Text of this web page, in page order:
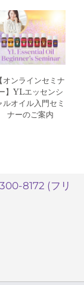
【オンラインセミナ
】YLエッセンシ
ルオイル入門セミ
ナーのご案内
8172 (フリ